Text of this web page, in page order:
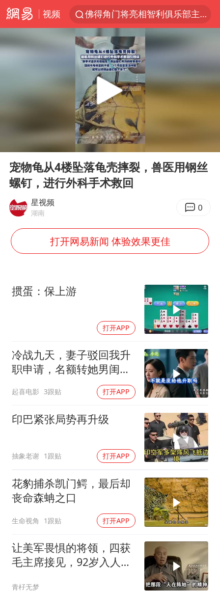
视频
佛得角门将亮相智利俱乐部主场
宇树科技发行价格150.80元/股
看守所辅警收受10万获刑1年
五粮液渠道价一箱上涨近百元
CIA被曝已秘密设立古巴工作组
U17国足1分钟轰2球
泰国一女公务员妆容引争议 本人回应
80后女柜员逆袭成4200亿银行副行长
吉林一“温度计大楼”读数爆表
女子利用漏洞0元薅走3000多件家电
东方甄选被判赔偿江小白30万元
奋进开新局 实干挑大梁
Play
宠物龟从4楼坠落龟壳摔裂，兽医用钢丝
螺钉，进行外科手术救回
星视频
湖南 0
打开网易新闻 体验效果更佳
掼蛋：保上游
打开APP
冷战九天，妻子驳回我升
职申请，名额转她男闺
蜜，我转身办妥1件事
起喜电影 3跟贴 打开APP
印巴紧张局势再升级
抽象老谢 1跟贴 打开APP
花豹捕杀凯门鳄，最后却
丧命森蚺之口
生命视角 1跟贴 打开APP
让美军畏惧的将领，四获
毛主席接见，92岁入人民
青杍无梦